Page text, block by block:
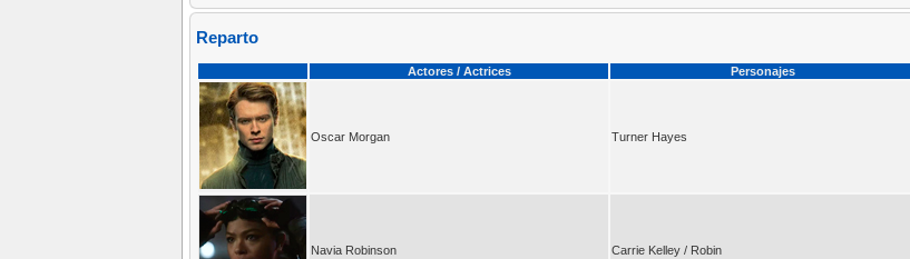
Reparto
Actores / Actrices Personajes
Oscar Morgan Turner Hayes
Navia Robinson Carrie Kelley / Robin